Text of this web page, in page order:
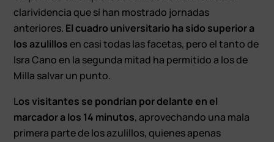
clarividencia que sí han mostrado jornadas
anteriores. El cuadro universitario ha sido superior a
los azulillosen casi todas las facetas, pero el tanto de
Isra Cano en la segunda mitad ha permitido a los de
Milla salvar un punto.
Los visitantes se pondrían por delante en el
marcador a los 14 minutos, aprovechando una mala
primera parte de los azulillos, quienes apenas